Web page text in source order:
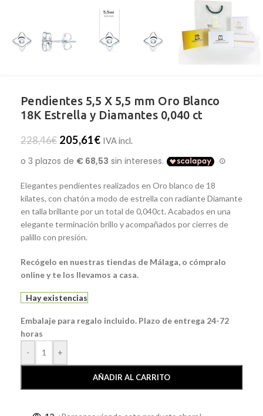
Pendientes 5,5 X 5,5 mm Oro Blanco
18K Estrella y Diamantes 0,040 ct
228,46€ 205,61€ IVA incl.
Elegantes pendientes realizados en Oro blanco de 18
kilates, con chatón a modo de estrella con radiante Diamante
en talla brillante por un total de 0,040ct. Acabados en una
elegante terminación brillo y acompañados por cierres de
palillo con presión.
Recógelo en nuestras tiendas de Málaga, o cómpralo
online y te los llevamos a casa.
Hay existencias
Embalaje para regalo incluido. Plazo de entrega 24-72
horas
-
+
AÑADIR AL CARRITO